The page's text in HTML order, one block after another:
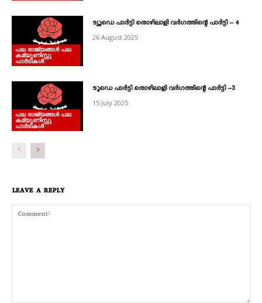
പല രാജ്യങ്ങള്‍ പല
കമ്യൂണിസ്റ്റു
പാര്‍ടികള്‍
ട്യൂഡെ പാർട്ടി തൊഴിലാളി വർഗത്തിന്റെ പാർട്ടി – 4
26 August 2025
പല രാജ്യങ്ങള്‍ പല
കമ്യൂണിസ്റ്റു
പാര്‍ടികള്‍
ടൂഡെ പാർട്ടി തൊഴിലാളി വർഗത്തിന്റെ പാർട്ടി –3
15 July 2025
LEAVE A REPLY